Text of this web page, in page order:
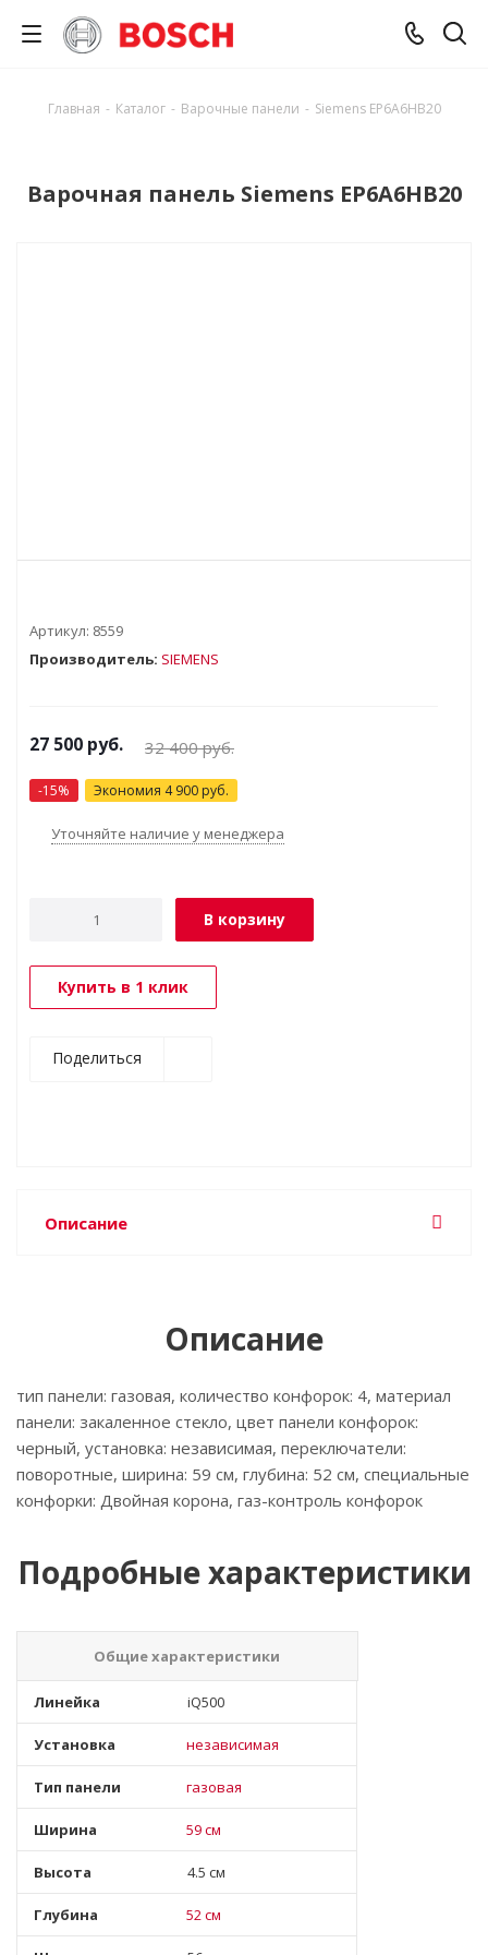
Главная - Каталог - Варочные панели - Siemens EP6A6HB20
Варочная панель Siemens EP6A6HB20
Артикул: 8559
Производитель: SIEMENS
27 500 руб. 32 400руб.
-15% Экономия 4 900 руб.
Уточняйте наличие у менеджера
В корзину
Купить в 1 клик
Поделиться
Описание
Описание
тип панели: газовая, количество конфорок: 4, материал
панели: закаленное стекло, цвет панели конфорок:
черный, установка: независимая, переключатели:
поворотные, ширина: 59 см, глубина: 52 см, специальные
конфорки: Двойная корона, газ-контроль конфорок
Подробные характеристики
Общие характеристики
Линейка iQ500
Установка независимая
Тип панели газовая
Ширина 59 см
Высота 4.5 см
Глубина 52 см